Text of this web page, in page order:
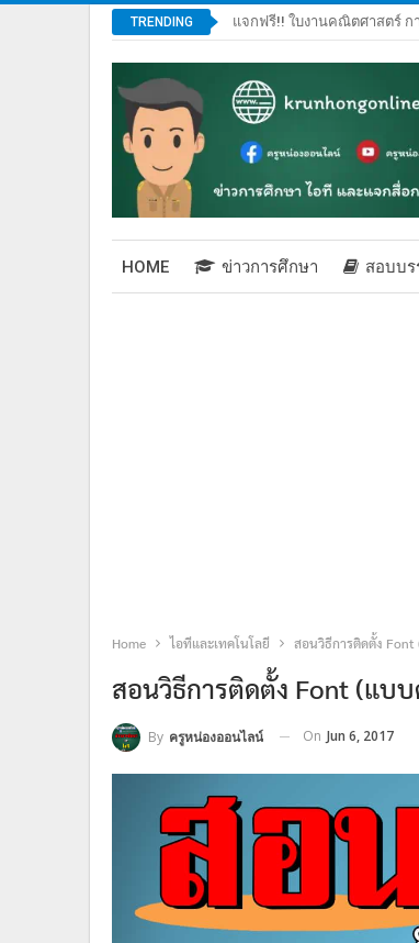
TRENDING แจกฟรี!! ใบงานคณิตศาสตร์ ก
HOME ข่าวการศึกษา สอบบร
Home ไอทีและเทคโนโลยี สอนวิธีการติดตั้ง
สอนวิธีการติดตั้ง Font (แบ
By ครูหน่องออนไลน์ On Jun 6, 2017